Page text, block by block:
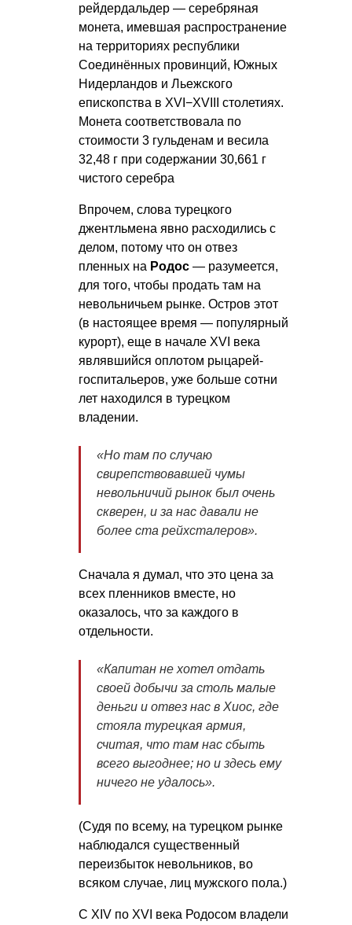
рейдердальдер — серебряная
монета, имевшая распространение
на территориях республики
Соединённых провинций, Южных
Нидерландов и Льежского
епископства в XVI−XVIII столетиях.
Монета соответствовала по
стоимости 3 гульденам и весила
32,48 г при содержании 30,661 г
чистого серебра
Впрочем, слова турецкого
джентльмена явно расходились с
делом, потому что он отвез
пленных на Родос — разумеется,
для того, чтобы продать там на
невольничьем рынке. Остров этот
(в настоящее время — популярный
курорт), еще в начале XVI века
являвшийся оплотом рыцарей-
госпитальеров, уже больше сотни
лет находился в турецком
владении.
«Но там по случаю
свирепствовавшей чумы
невольничий рынок был очень
скверен, и за нас давали не
более ста рейхсталеров».
Сначала я думал, что это цена за
всех пленников вместе, но
оказалось, что за каждого в
отдельности.
«Капитан не хотел отдать
своей добычи за столь малые
деньги и отвез нас в Хиос, где
стояла турецкая армия,
считая, что там нас сбыть
всего выгоднее; но и здесь ему
ничего не удалось».
(Судя по всему, на турецком рынке
наблюдался существенный
переизбыток невольников, во
всяком случае, лиц мужского пола.)
С XIV по XVI века Родосом владели